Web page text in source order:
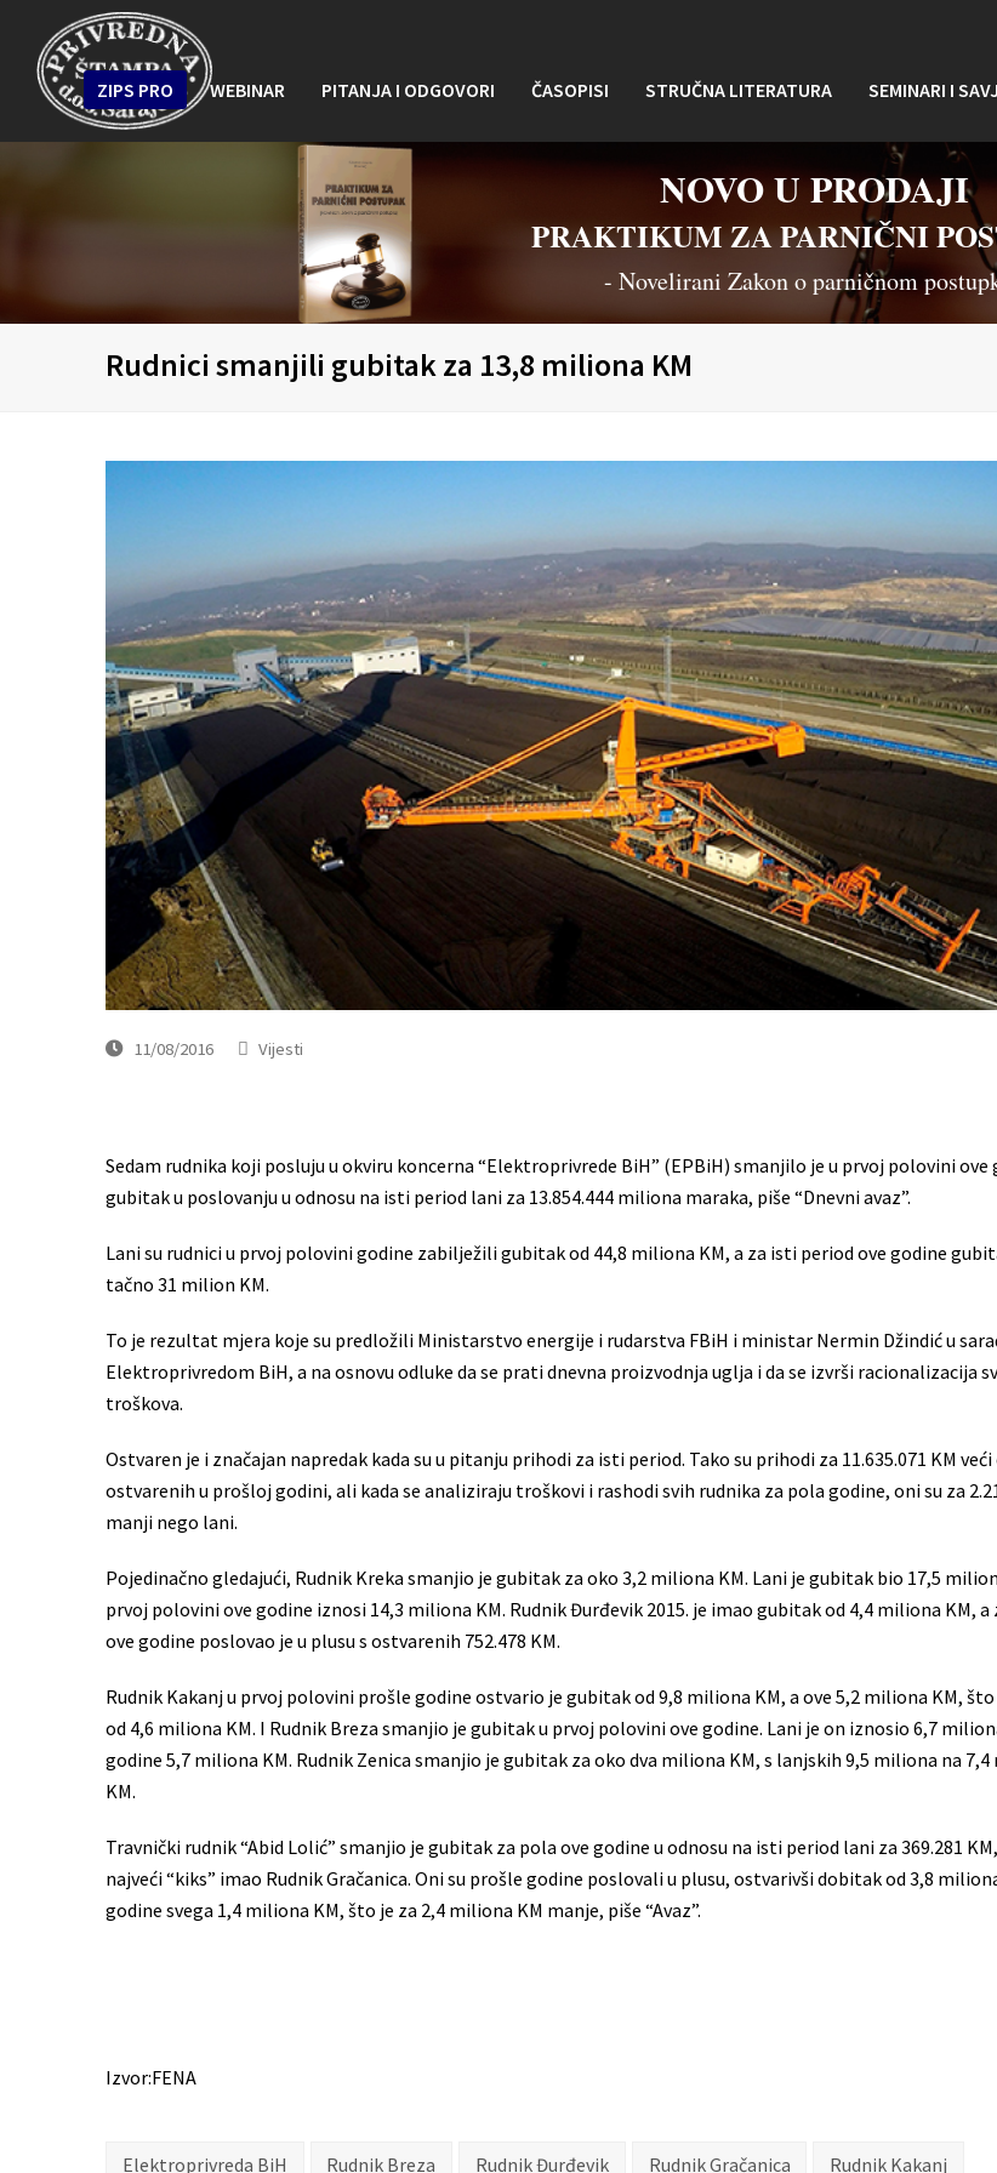
ZIPS PRO WEBINAR PITANJA I ODGOVORI ČASOPISI STRUČNA LITERATURA SEMINARI I
NOVO U PRODAJI
PRAKTIKUM ZA PARNIČNI
- Novelirani Zakon o parničnom
Rudnici smanjili gubitak za 13,8 miliona KM
11/08/2016 Vijesti
Sedam rudnika koji posluju u okviru koncerna “Elektroprivrede BiH” (EPBiH) smanjilo je u prvoj polovini ove
gubitak u poslovanju u odnosu na isti period lani za 13.854.444 miliona maraka, piše “Dnevni avaz”.
Lani su rudnici u prvoj polovini godine zabilježili gubitak od 44,8 miliona KM, a za isti period ove godine
tačno 31 milion KM.
To je rezultat mjera koje su predložili Ministarstvo energije i rudarstva FBiH i ministar Nermin Džindić u
Elektroprivredom BiH, a na osnovu odluke da se prati dnevna proizvodnja uglja i da se izvrši racionalizacija
troškova.
Ostvaren je i značajan napredak kada su u pitanju prihodi za isti period. Tako su prihodi za 11.635.071 KM
ostvarenih u prošloj godini, ali kada se analiziraju troškovi i rashodi svih rudnika za pola godine, oni su za
manji nego lani.
Pojedinačno gledajući, Rudnik Kreka smanjio je gubitak za oko 3,2 miliona KM. Lani je gubitak bio 17,5
prvoj polovini ove godine iznosi 14,3 miliona KM. Rudnik Đurđevik 2015. je imao gubitak od 4,4 miliona KM, a
ove godine poslovao je u plusu s ostvarenih 752.478 KM.
Rudnik Kakanj u prvoj polovini prošle godine ostvario je gubitak od 9,8 miliona KM, a ove 5,2 miliona KM,
od 4,6 miliona KM. I Rudnik Breza smanjio je gubitak u prvoj polovini ove godine. Lani je on iznosio 6,7
godine 5,7 miliona KM. Rudnik Zenica smanjio je gubitak za oko dva miliona KM, s lanjskih 9,5 miliona na
KM.
Travnički rudnik “Abid Lolić” smanjio je gubitak za pola ove godine u odnosu na isti period lani za 369.281
najveći “kiks” imao Rudnik Gračanica. Oni su prošle godine poslovali u plusu, ostvarivši dobitak od 3,8
godine svega 1,4 miliona KM, što je za 2,4 miliona KM manje, piše “Avaz”.
Izvor:FENA
Elektroprivreda BiH Rudnik Breza Rudnik Đurđevik Rudnik Gračanica Rudnik Kakanj